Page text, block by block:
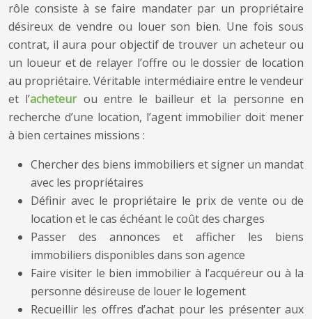
rôle consiste à se faire mandater par un propriétaire
désireux de vendre ou louer son bien. Une fois sous
contrat, il aura pour objectif de trouver un acheteur ou
un loueur et de relayer l’offre ou le dossier de location
au propriétaire. Véritable intermédiaire entre le vendeur
et l’acheteurou entre le bailleur et la personne en
recherche d’une location, l’agent immobilier doit mener
à bien certaines missions :
Chercher des biens immobiliers et signer un mandat
avec les propriétaires
Définir avec le propriétaire le prix de vente ou de
location et le cas échéant le coût des charges
Passer des annonces et afficher les biens
immobiliers disponibles dans son agence
Faire visiter le bien immobilier à l’acquéreur ou à la
personne désireuse de louer le logement
Recueillir les offres d’achat pour les présenter aux